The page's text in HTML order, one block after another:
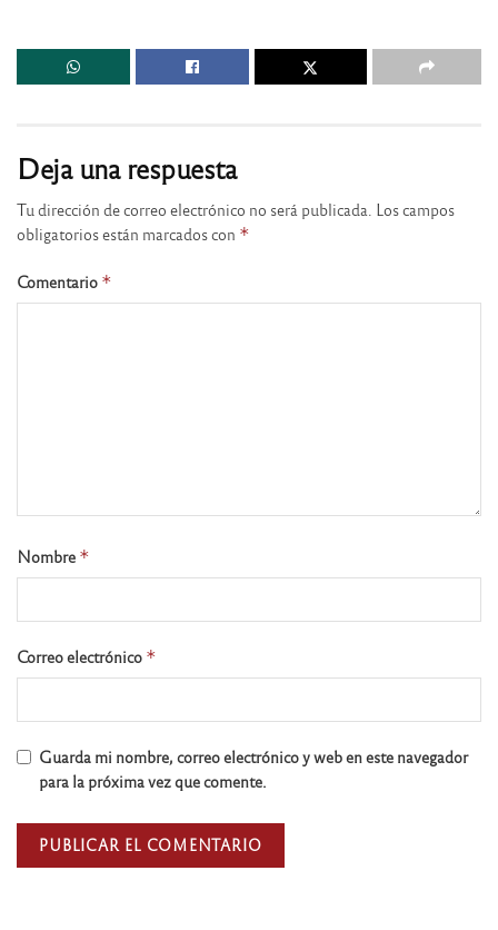
Deja una respuesta
Tu dirección de correo electrónico no será publicada. Los campos
obligatorios están marcados con *
Comentario *
Nombre *
Correo electrónico *
Guarda mi nombre, correo electrónico y web en este navegador
para la próxima vez que comente.